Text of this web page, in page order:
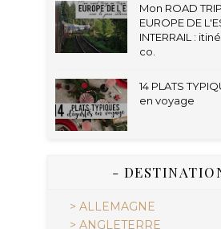
Mon ROAD
EUROPE DE
INTERRAIL :
co.
14 PLATS
en voyage
-
> ALLEMAGNE
> ANGLETERRE